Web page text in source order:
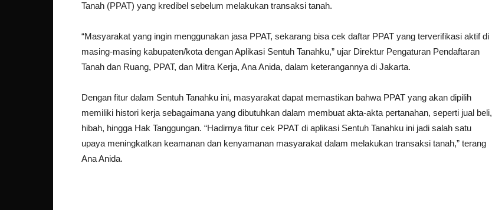
Tanah (PPAT) yang kredibel sebelum melakukan transaksi tanah.
“Masyarakat yang ingin menggunakan jasa PPAT, sekarang bisa cek daftar PPAT yang terverifikasi aktif di
masing-masing kabupaten/kota dengan Aplikasi Sentuh Tanahku,” ujar Direktur Pengaturan Pendaftaran
Tanah dan Ruang, PPAT, dan Mitra Kerja, Ana Anida, dalam keterangannya di Jakarta.
Dengan fitur dalam Sentuh Tanahku ini, masyarakat dapat memastikan bahwa PPAT yang akan dipilih
memiliki histori kerja sebagaimana yang dibutuhkan dalam membuat akta-akta pertanahan, seperti jual beli,
hibah, hingga Hak Tanggungan. “Hadirnya fitur cek PPAT di aplikasi Sentuh Tanahku ini jadi salah satu
upaya meningkatkan keamanan dan kenyamanan masyarakat dalam melakukan transaksi tanah,” terang
Ana Anida.